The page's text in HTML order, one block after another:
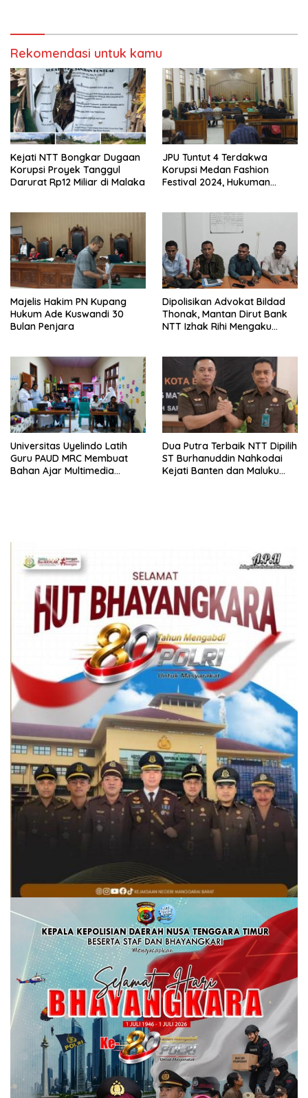
Rekomendasi untuk kamu
Kejati NTT Bongkar Dugaan
Korupsi Proyek Tanggul
Darurat Rp12 Miliar di Malaka
JPU Tuntut 4 Terdakwa
Korupsi Medan Fashion
Festival 2024, Hukuman
Majelis Hakim PN Kupang
Hukum Ade Kuswandi 30
Bulan Penjara
Dipolisikan Advokat Bildad
Thonak, Mantan Dirut Bank
NTT Izhak Rihi Mengaku
Universitas Uyelindo Latih
Guru PAUD MRC Membuat
Bahan Ajar Multimedia
Dua Putra Terbaik NTT Dipilih
ST Burhanuddin Nahkodai
Kejati Banten dan Maluku